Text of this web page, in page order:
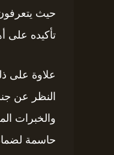
حيث
تأكيده على
علاوة على
النظر عن
والخبرات
حاسمة لضمان